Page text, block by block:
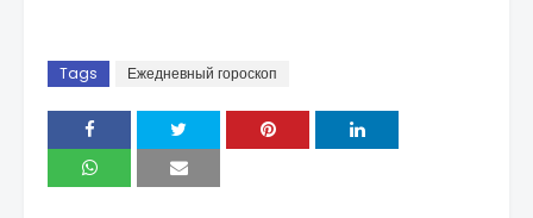
Tags Ежедневный гороскоп